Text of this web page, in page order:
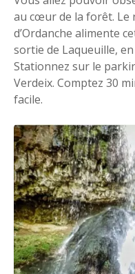
au cœur de la forêt. Le
d’Ordanche alimente
sortie de Laqueuille,
Stationnez sur le
Verdeix. Comptez 30
facile.